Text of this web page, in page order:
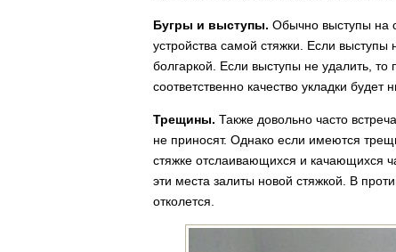
Бугры и выступы. Обычно выступы на
устройства самой стяжки. Если
болгаркой. Если выступы не удалить, то
соответственно качество укладки будет
Трещины. Также довольно часто
не приносят. Однако если имеются
стяжке отслаивающихся и качающихся
эти места залиты новой стяжкой. В
отколется.